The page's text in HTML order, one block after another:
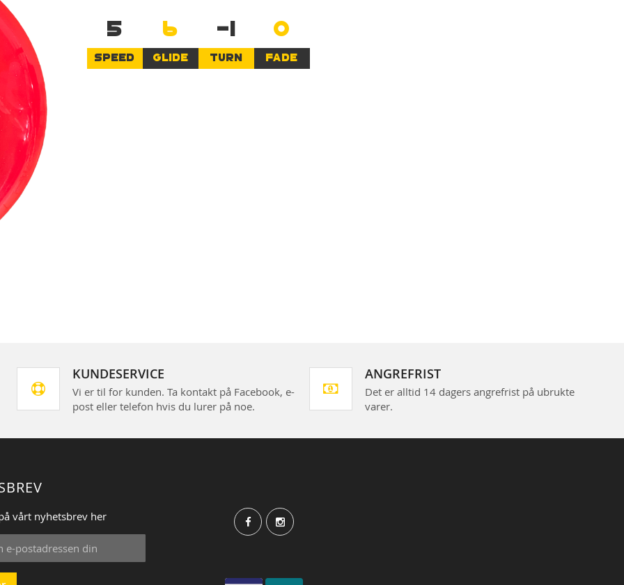
5
SPEED
6
GLIDE
-1
TURN
0
FADE
KUNDESERVICE
Vi er til for kunden. Ta kontakt på Facebook, e-
post eller telefon hvis du lurer på noe.
ANGREFRIST
Det er alltid 14 dagers angrefrist på ubrukte
varer.
vårt nyhetsbrev her